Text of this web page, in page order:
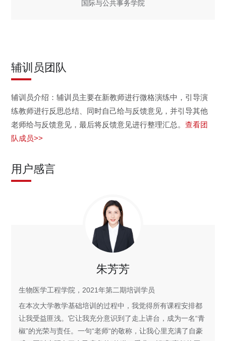
国际与公共事务学院
辅训员团队
辅训员介绍：辅训员主要在新教师进行微格演练中，引导演
练教师进行反思总结、同时自己给与反馈意见，并引导其他
老师给与反馈意见，最后将反馈意见进行整理汇总。查看团
队成员>>
用户感言
朱芳芳
生物医学工程学院，2021年第二期培训学员
在本次大学教学基础培训的过程中，我觉得所有课程安排都
让我受益匪浅。它让我充分意识到了走上讲台，成为一名“青
椒”的光荣与责任。一句“老师“的敬称，让我心里充满了自豪